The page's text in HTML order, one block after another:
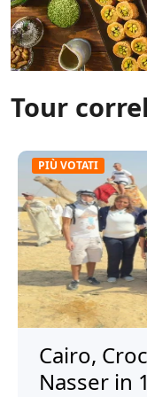
Tour
PIÙ VOTATI
Cairo,
Nasser in